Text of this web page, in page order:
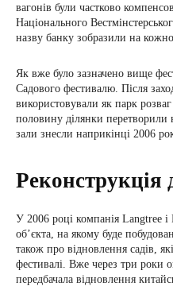
вагонів були частково
Національного
назву банку зобразили на
Як вже було зазначено вище
Садового фестивалю. Після
використовували як парк
половину ділянки перетворили
зали знесли наприкінці 2006
Реконструкція
У 2006 році компанія Langtree
об’єкта, на якому буде
також про відновлення садів,
фестивалі. Вже через три роки
передбачала відновлення